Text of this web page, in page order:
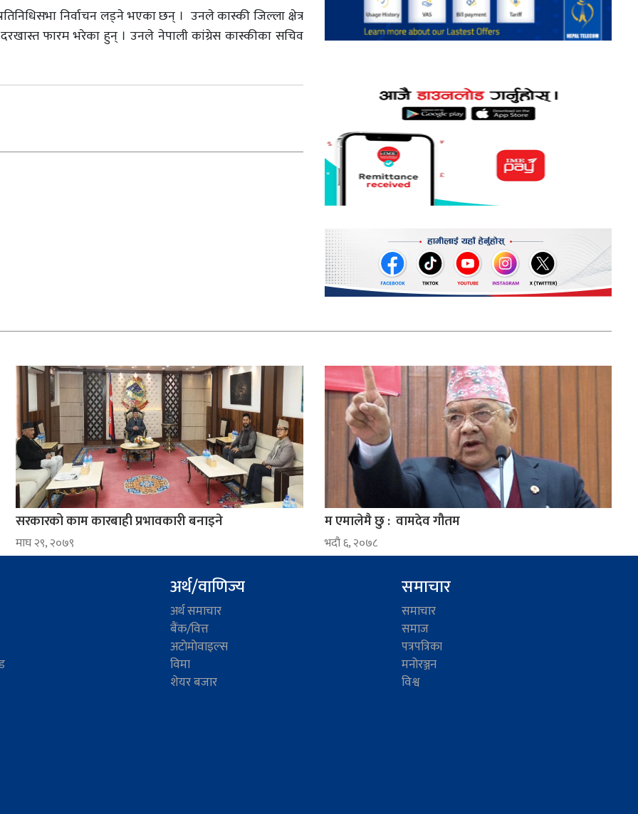
निर्वाचन लड्ने भएका छन् । उनले कास्की जिल्ला क्षेत्र
दरखास्त फारम भरेका हुन् । उनले नेपाली कांग्रेस कास्कीका सचिव
सरकारको काम कारबाही प्रभावकारी बनाइने
माघ २९, २०७९
म एमालेमै छु : वामदेव गौतम
भदौ ६, २०७८
अर्थ/वाणिज्य
अर्थ समाचार
बैंक/वित्त
अटाेमाेवाइल्स
विमा
शेयर बजार
समाचार
समाचार
समाज
पत्रपत्रिका
मनोरञ्जन
विश्व